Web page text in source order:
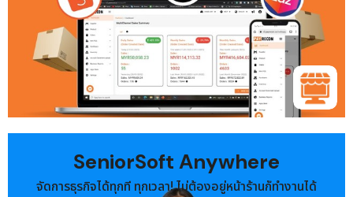
SeniorSoft Anywhere
จัดการธุรกิจได้ทุกที ทุกเวลา! ไม่ต้องอยู่หน้าร้านก็ทำงานได้